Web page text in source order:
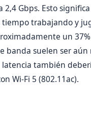
Gbps. Esto
trabajando y
un
banda suelen ser
también
Wi-Fi 5 (802.11ac).